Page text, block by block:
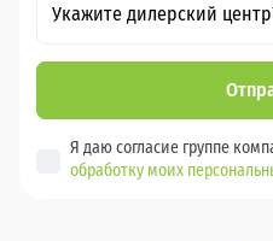
Укажите дилерский
Я даю согласие группе
обработку моих